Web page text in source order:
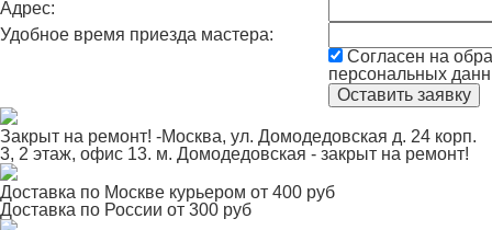
Адрес:
Удобное время приезда мастера:
Согласен на
персональных
Закрыт на ремонт! -Москва, ул. Домодедовская д. 24 корп.
3, 2 этаж, офис 13. м. Домодедовская - закрыт на ремонт!
Доставка по Москве курьером от 400 руб
Доставка по России от 300 руб